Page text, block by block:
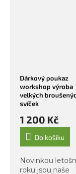
Dárkový poukaz
workshop výroba
velkých
svíček
1 200 Kč
Do košíku
Novinkou
roku jsou naše